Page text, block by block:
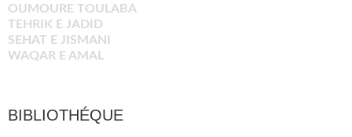
OUMOURE TOULABA
TEHRIK E JADID
SEHAT E JISMANI
WAQAR E AMAL
BIBLIOTHÉQUE